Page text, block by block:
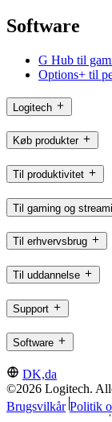
Software
G Hub til
Options+ til
Logitech
Køb produkter
Til produktivitet
Til gaming og
Til erhvervsbrug
Til uddannelse
Support
Software
DK,da
©2026 Logitech.
Brugsvilkår Politik